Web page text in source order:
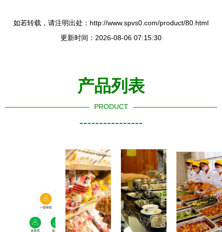
如若转载，请注明出处：http://www.spvs0.com/product/80.html
更新时间：2026-08-06 07:15:30
产品列表
PRODUCT
----------------